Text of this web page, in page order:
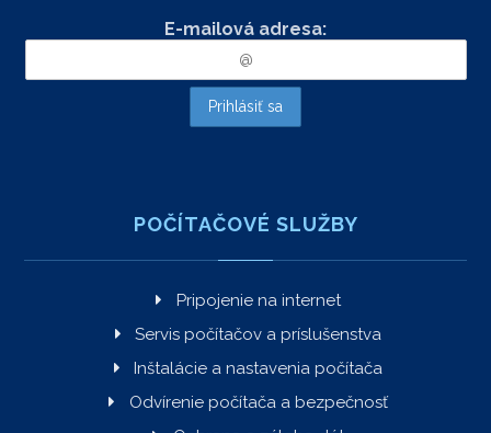
E-mailová adresa:
POČÍTAČOVÉ SLUŽBY
Pripojenie na internet
Servis počítačov a príslušenstva
Inštalácie a nastavenia počítača
Odvírenie počítača a bezpečnosť